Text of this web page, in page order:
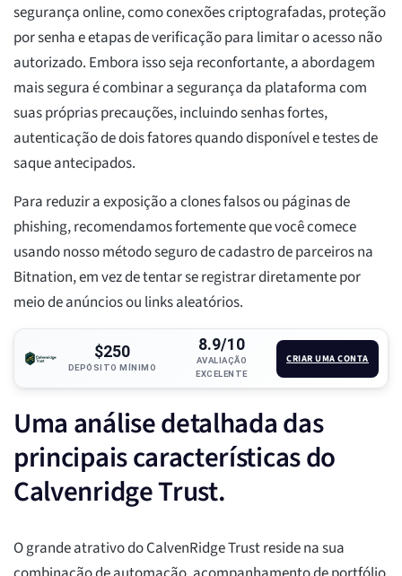
segurança online, como conexões criptografadas, proteção
por senha e etapas de verificação para limitar o acesso não
autorizado. Embora isso seja reconfortante, a abordagem
mais segura é combinar a segurança da plataforma com
suas próprias precauções, incluindo senhas fortes,
autenticação de dois fatores quando disponível e testes de
saque antecipados.
Para reduzir a exposição a clones falsos ou páginas de
phishing, recomendamos fortemente que você comece
usando nosso método seguro de cadastro de parceiros na
Bitnation, em vez de tentar se registrar diretamente por
meio de anúncios ou links aleatórios.
$250
DEPÓSITO MÍNIMO
8.9/10
AVALIAÇÃO
EXCELENTE
CRIAR UMA CONTA
Uma análise detalhada das
principais características do
Calvenridge Trust.
O grande atrativo do CalvenRidge Trust reside na sua